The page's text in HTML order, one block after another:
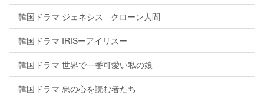
韓国ドラマ ジェネシス - クローン人間
韓国ドラマ IRISーアイリスー
韓国ドラマ 世界で一番可愛い私の娘
韓国ドラマ 悪の心を読む者たち